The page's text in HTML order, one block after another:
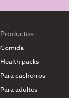
Productos
Comida
Health packs
Para cachorros
Para adultos